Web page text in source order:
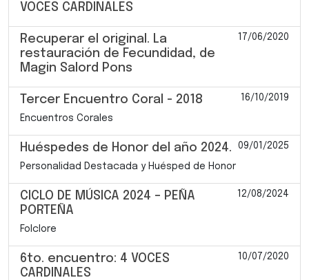
VOCES CARDINALES
Recuperar el original. La
restauración de Fecundidad, de
Magin Salord Pons
17/06/2020
Tercer Encuentro Coral - 2018 16/10/2019
Encuentros Corales
Huéspedes de Honor del año 2024. 09/01/2025
Personalidad Destacada y Huésped de Honor
CICLO DE MÚSICA 2024 – PEÑA
PORTEÑA
12/08/2024
Folclore
6to. encuentro: 4 VOCES
CARDINALES
10/07/2020